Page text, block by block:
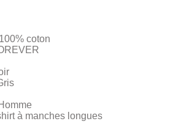
100% coton
à manches longues